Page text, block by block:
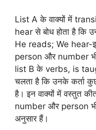
List A के वाक्यों में
hear से बोध होता है कि
He reads; We hear-
person और number
list B के verbs, is
चलता है कि उनके कर्ता
है। इन वाक्यों में वस्तुत
number और person
अनुसार हैं।